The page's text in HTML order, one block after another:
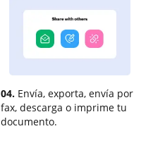
04. Envía, exporta, envía por
fax, descarga o imprime tu
documento.